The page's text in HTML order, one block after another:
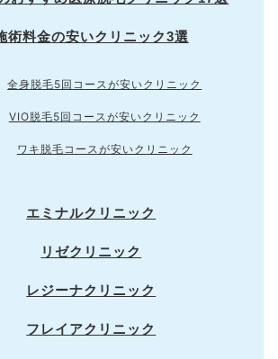
術料金の安いクリニック3選
全身脱毛5回コースが安いクリニック
VIO脱毛5回コースが安いクリニック
ワキ脱毛コースが安いクリニック
エミナルクリニック
リゼクリニック
レジーナクリニック
フレイアクリニック